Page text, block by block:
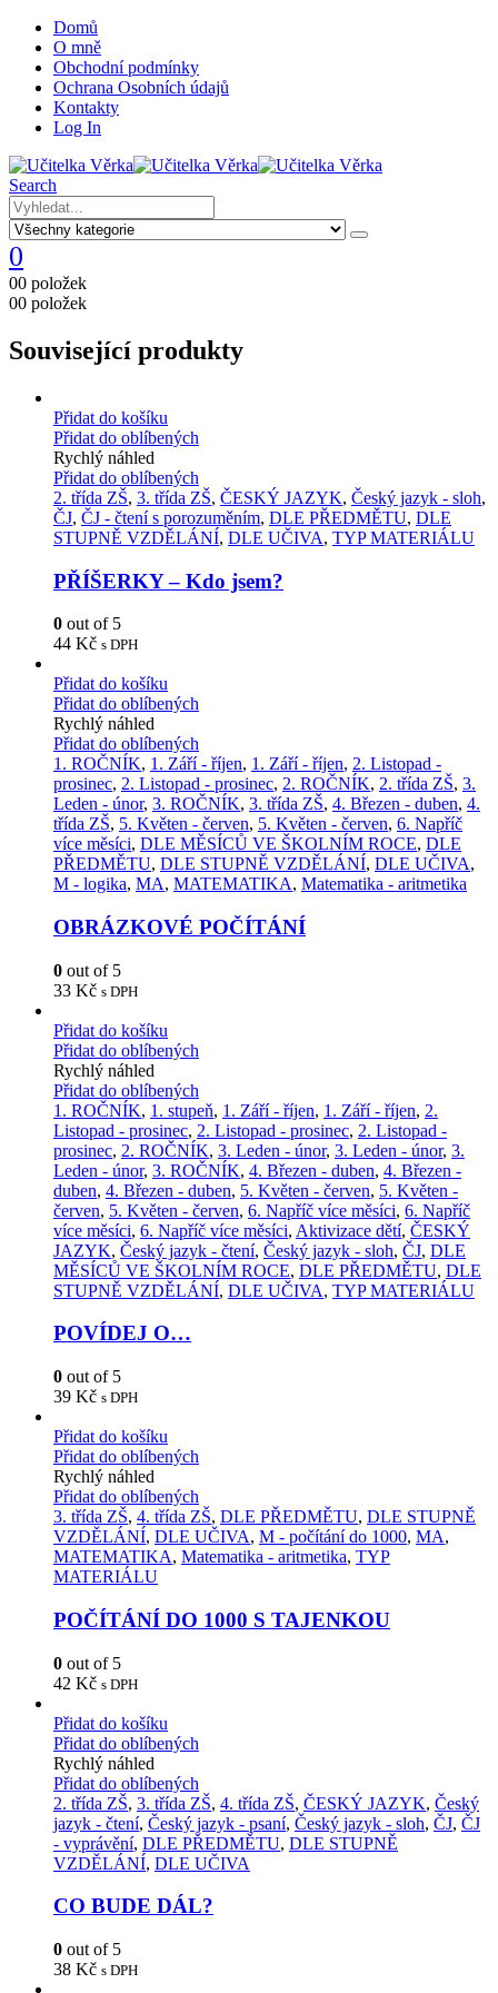
Domů
O mně
Obchodní podmínky
Ochrana Osobních údajů
Kontakty
Log In
Search
0
00 položek
00 položek
Související produkty
Přidat do košíku
Přidat do oblíbených
Rychlý náhled
Přidat do oblíbených
2. třída ZŠ, 3. třída ZŠ, ČESKÝ JAZYK, Český jazyk - sloh,
ČJ, ČJ - čtení s porozuměním, DLE PŘEDMĚTU, DLE
STUPNĚ VZDĚLÁNÍ, DLE UČIVA, TYP MATERIÁLU
PŘÍŠERKY – Kdo jsem?
0 out of 5
44 Kč s DPH
Přidat do košíku
Přidat do oblíbených
Rychlý náhled
Přidat do oblíbených
1. ROČNÍK, 1. Září - říjen, 1. Září - říjen, 2. Listopad -
prosinec, 2. Listopad - prosinec, 2. ROČNÍK, 2. třída ZŠ, 3.
Leden - únor, 3. ROČNÍK, 3. třída ZŠ, 4. Březen - duben, 4.
třída ZŠ, 5. Květen - červen, 5. Květen - červen, 6. Napříč
více měsíci, DLE MĚSÍCŮ VE ŠKOLNÍM ROCE, DLE
PŘEDMĚTU, DLE STUPNĚ VZDĚLÁNÍ, DLE UČIVA,
M - logika, MA, MATEMATIKA, Matematika - aritmetika
OBRÁZKOVÉ POČÍTÁNÍ
0 out of 5
33 Kč s DPH
Přidat do košíku
Přidat do oblíbených
Rychlý náhled
Přidat do oblíbených
1. ROČNÍK, 1. stupeň, 1. Září - říjen, 1. Září - říjen, 2.
Listopad - prosinec, 2. Listopad - prosinec, 2. Listopad -
prosinec, 2. ROČNÍK, 3. Leden - únor, 3. Leden - únor, 3.
Leden - únor, 3. ROČNÍK, 4. Březen - duben, 4. Březen -
duben, 4. Březen - duben, 5. Květen - červen, 5. Květen -
červen, 5. Květen - červen, 6. Napříč více měsíci, 6. Napříč
více měsíci, 6. Napříč více měsíci, Aktivizace dětí, ČESKÝ
JAZYK, Český jazyk - čtení, Český jazyk - sloh, ČJ, DLE
MĚSÍCŮ VE ŠKOLNÍM ROCE, DLE PŘEDMĚTU, DLE
STUPNĚ VZDĚLÁNÍ, DLE UČIVA, TYP MATERIÁLU
POVÍDEJ O…
0 out of 5
39 Kč s DPH
Přidat do košíku
Přidat do oblíbených
Rychlý náhled
Přidat do oblíbených
3. třída ZŠ, 4. třída ZŠ, DLE PŘEDMĚTU, DLE STUPNĚ
VZDĚLÁNÍ, DLE UČIVA, M - počítání do 1000, MA,
MATEMATIKA, Matematika - aritmetika, TYP
MATERIÁLU
POČÍTÁNÍ DO 1000 S TAJENKOU
0 out of 5
42 Kč s DPH
Přidat do košíku
Přidat do oblíbených
Rychlý náhled
Přidat do oblíbených
2. třída ZŠ, 3. třída ZŠ, 4. třída ZŠ, ČESKÝ JAZYK, Český
jazyk - čtení, Český jazyk - psaní, Český jazyk - sloh, ČJ, ČJ
- vyprávění, DLE PŘEDMĚTU, DLE STUPNĚ
VZDĚLÁNÍ, DLE UČIVA
CO BUDE DÁL?
0 out of 5
38 Kč s DPH